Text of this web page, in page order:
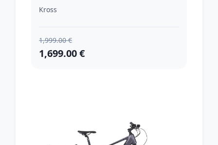
lesk - S (16", 165-172 cm)
Kross
1,999.00 €
1,699.00 €